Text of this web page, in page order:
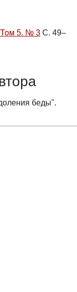
Том 5. № 3 С. 49–
беды".